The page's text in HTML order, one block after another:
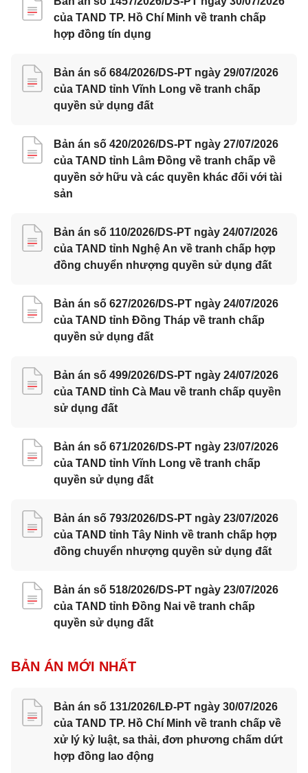
của TAND TP. Hồ Chí Minh về tranh chấp
hợp đồng tín dụng
Bản án số 684/2026/DS-PT ngày 29/07/2026
của TAND tỉnh Vĩnh Long về tranh chấp
quyền sử dụng đất
Bản án số 420/2026/DS-PT ngày 27/07/2026
của TAND tỉnh Lâm Đồng về tranh chấp về
quyền sở hữu và các quyền khác đối với tài
sản
Bản án số 110/2026/DS-PT ngày 24/07/2026
của TAND tỉnh Nghệ An về tranh chấp hợp
đồng chuyển nhượng quyền sử dụng đất
Bản án số 627/2026/DS-PT ngày 24/07/2026
của TAND tỉnh Đồng Tháp về tranh chấp
quyền sử dụng đất
Bản án số 499/2026/DS-PT ngày 24/07/2026
của TAND tỉnh Cà Mau về tranh chấp quyền
sử dụng đất
Bản án số 671/2026/DS-PT ngày 23/07/2026
của TAND tỉnh Vĩnh Long về tranh chấp
quyền sử dụng đất
Bản án số 793/2026/DS-PT ngày 23/07/2026
của TAND tỉnh Tây Ninh về tranh chấp hợp
đồng chuyển nhượng quyền sử dụng đất
Bản án số 518/2026/DS-PT ngày 23/07/2026
của TAND tỉnh Đồng Nai về tranh chấp
quyền sử dụng đất
BẢN ÁN MỚI NHẤT
Bản án số 131/2026/LĐ-PT ngày 30/07/2026
của TAND TP. Hồ Chí Minh về tranh chấp về
xử lý kỷ luật, sa thải, đơn phương chấm dứt
hợp đồng lao động